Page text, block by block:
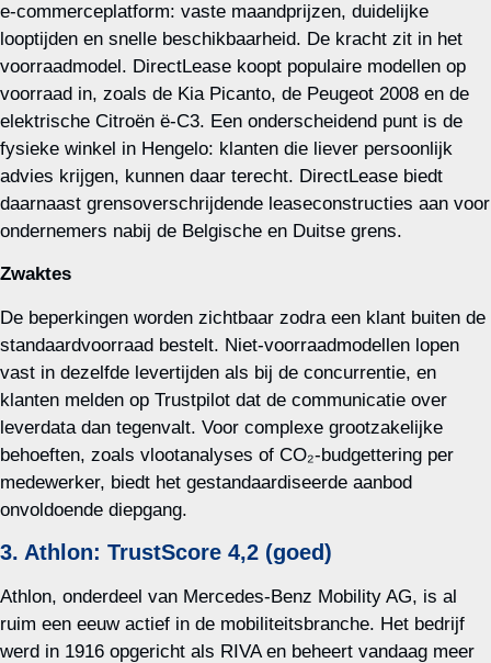
e‑commerceplatform: vaste maandprijzen, duidelijke
looptijden en snelle beschikbaarheid. De kracht zit in het
voorraadmodel. DirectLease koopt populaire modellen op
voorraad in, zoals de Kia Picanto, de Peugeot 2008 en de
elektrische Citroën ë‑C3. Een onderscheidend punt is de
fysieke winkel in Hengelo: klanten die liever persoonlijk
advies krijgen, kunnen daar terecht. DirectLease biedt
daarnaast grensoverschrijdende leaseconstructies aan voor
ondernemers nabij de Belgische en Duitse grens.
Zwaktes
De beperkingen worden zichtbaar zodra een klant buiten de
standaardvoorraad bestelt. Niet‑voorraadmodellen lopen
vast in dezelfde levertijden als bij de concurrentie, en
klanten melden op Trustpilot dat de communicatie over
leverdata dan tegenvalt. Voor complexe grootzakelijke
behoeften, zoals vlootanalyses of CO₂‑budgettering per
medewerker, biedt het gestandaardiseerde aanbod
onvoldoende diepgang.
3. Athlon: TrustScore 4,2 (goed)
Athlon, onderdeel van Mercedes‑Benz Mobility AG, is al
ruim een eeuw actief in de mobiliteitsbranche. Het bedrijf
werd in 1916 opgericht als RIVA en beheert vandaag meer